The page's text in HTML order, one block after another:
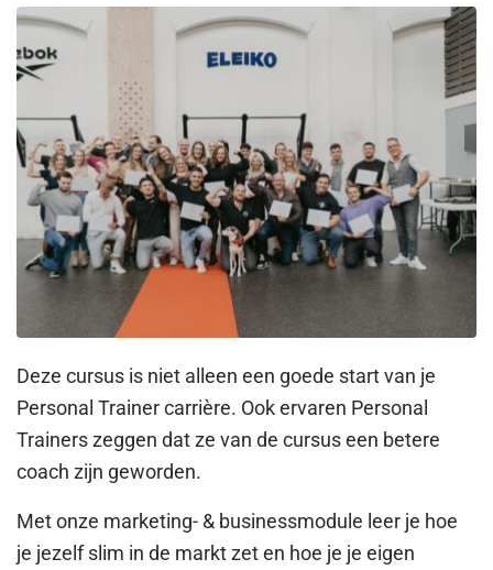
Deze cursus is niet alleen een goede start van je
Personal Trainer carrière. Ook ervaren Personal
Trainers zeggen dat ze van de cursus een betere
coach zijn geworden.
Met onze marketing- & businessmodule leer je hoe
je jezelf slim in de markt zet en hoe je je eigen